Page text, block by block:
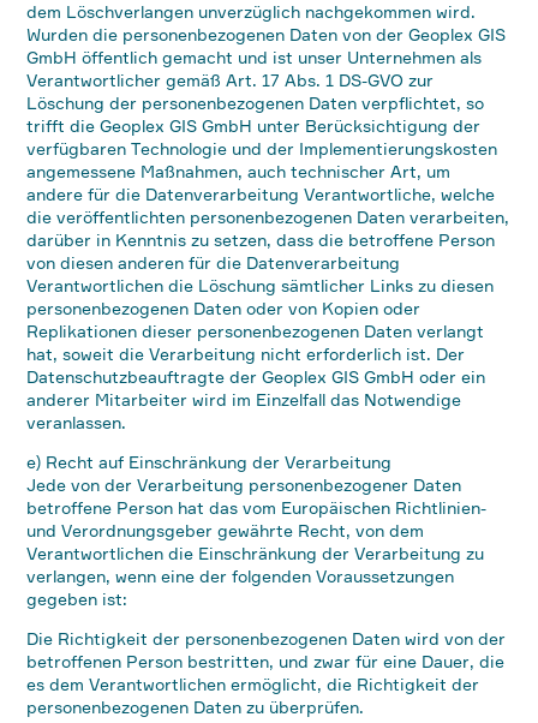
dem Löschverlangen unverzüglich nachgekommen wird.
Wurden die personenbezogenen Daten von der Geoplex GIS
GmbH öffentlich gemacht und ist unser Unternehmen als
Verantwortlicher gemäß Art. 17 Abs. 1 DS-GVO zur
Löschung der personenbezogenen Daten verpflichtet, so
trifft die Geoplex GIS GmbH unter Berücksichtigung der
verfügbaren Technologie und der Implementierungskosten
angemessene Maßnahmen, auch technischer Art, um
andere für die Datenverarbeitung Verantwortliche, welche
die veröffentlichten personenbezogenen Daten verarbeiten,
darüber in Kenntnis zu setzen, dass die betroffene Person
von diesen anderen für die Datenverarbeitung
Verantwortlichen die Löschung sämtlicher Links zu diesen
personenbezogenen Daten oder von Kopien oder
Replikationen dieser personenbezogenen Daten verlangt
hat, soweit die Verarbeitung nicht erforderlich ist. Der
Datenschutzbeauftragte der Geoplex GIS GmbH oder ein
anderer Mitarbeiter wird im Einzelfall das Notwendige
veranlassen.
e) Recht auf Einschränkung der Verarbeitung
Jede von der Verarbeitung personenbezogener Daten
betroffene Person hat das vom Europäischen Richtlinien-
und Verordnungsgeber gewährte Recht, von dem
Verantwortlichen die Einschränkung der Verarbeitung zu
verlangen, wenn eine der folgenden Voraussetzungen
gegeben ist:
Die Richtigkeit der personenbezogenen Daten wird von der
betroffenen Person bestritten, und zwar für eine Dauer, die
es dem Verantwortlichen ermöglicht, die Richtigkeit der
personenbezogenen Daten zu überprüfen.